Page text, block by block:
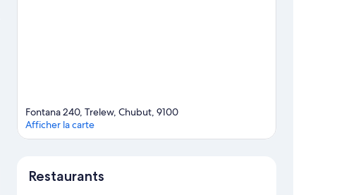
Fontana 240, Trelew, Chubut, 9100
Afficher la carte
Restaurants